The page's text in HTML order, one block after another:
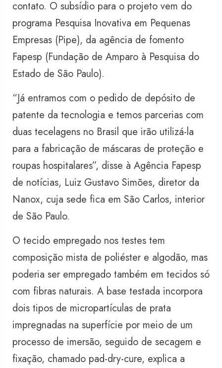
contato. O subsídio para o projeto vem do
programa Pesquisa Inovativa em Pequenas
Empresas (Pipe), da agência de fomento
Fapesp (Fundação de Amparo à Pesquisa do
Estado de São Paulo).
“Já entramos com o pedido de depósito de
patente da tecnologia e temos parcerias com
duas tecelagens no Brasil que irão utilizá-la
para a fabricação de máscaras de proteção e
roupas hospitalares”, disse à Agência Fapesp
de notícias, Luiz Gustavo Simões, diretor da
Nanox, cuja sede fica em São Carlos, interior
de São Paulo.
O tecido empregado nos testes tem
composição mista de poliéster e algodão, mas
poderia ser empregado também em tecidos só
com fibras naturais. A base testada incorpora
dois tipos de micropartículas de prata
impregnadas na superfície por meio de um
processo de imersão, seguido de secagem e
fixação, chamado pad-dry-cure, explica a